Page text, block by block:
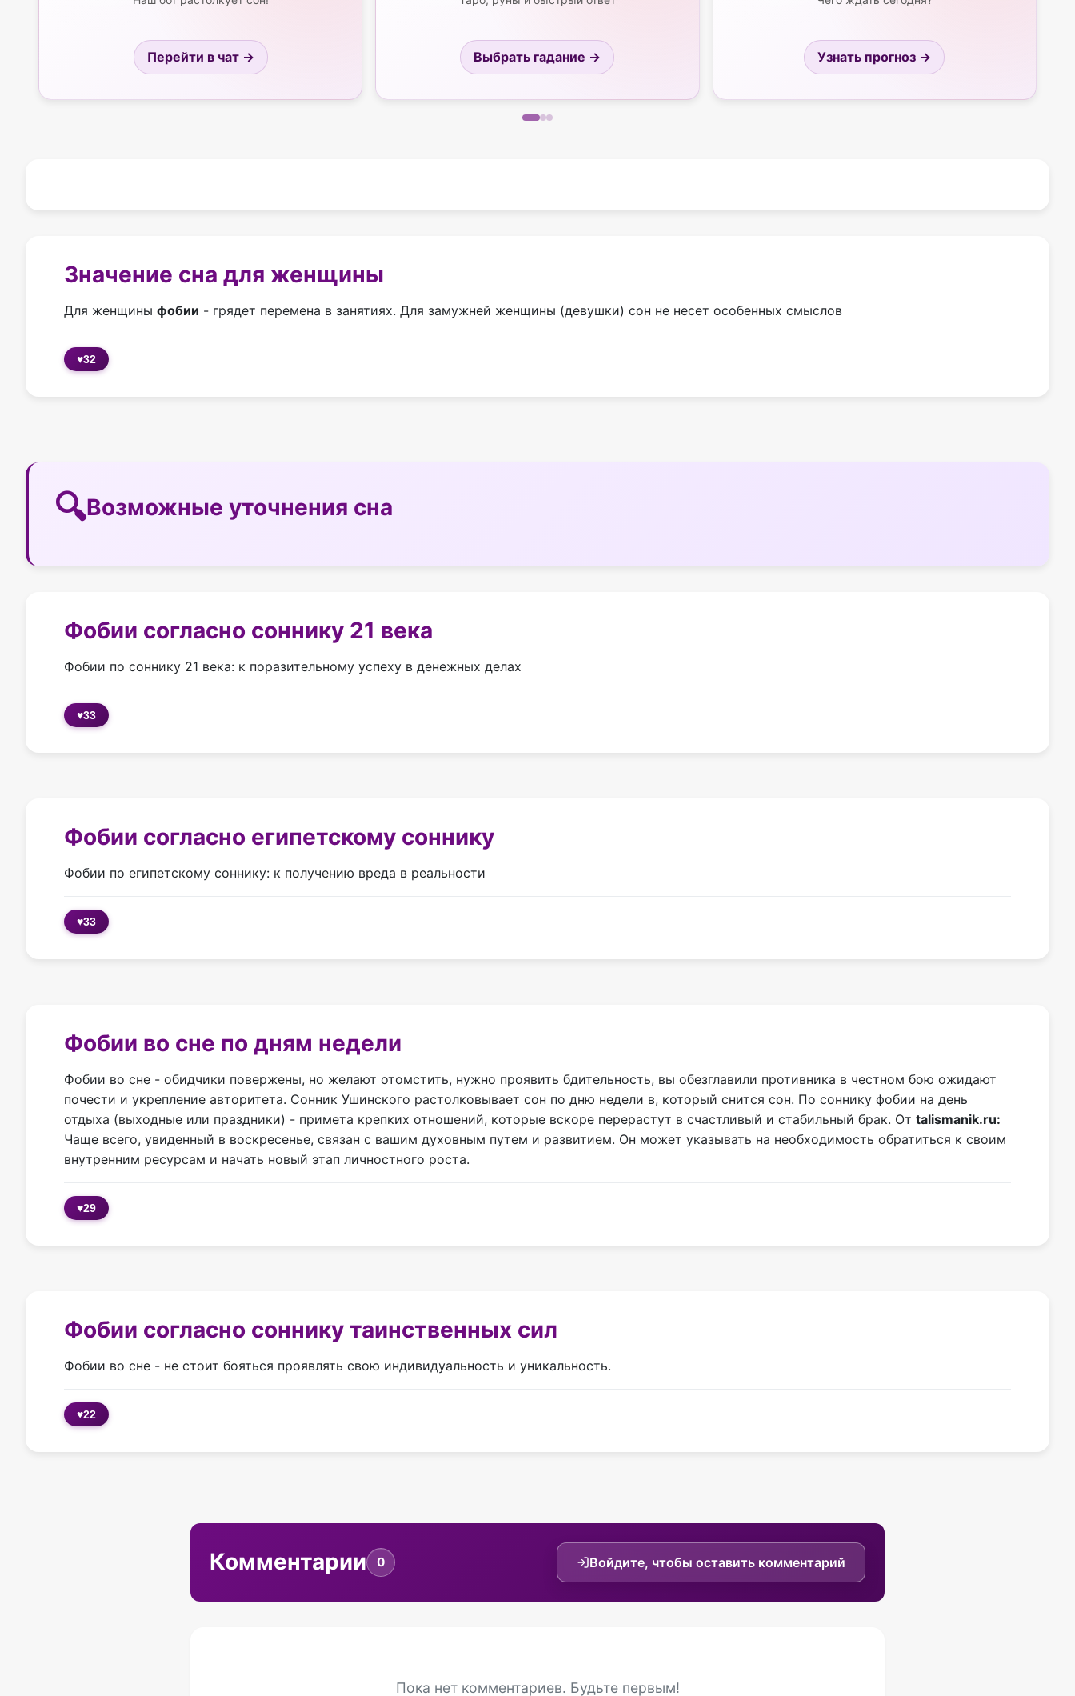
Перейти в чат → Выбрать гадание → Узнать прогноз →
Значение сна для женщины
Для женщины фобии - грядет перемена в занятиях. Для замужней женщины (девушки) сон не несет особенных смыслов
♥32
Возможные уточнения сна
Фобии согласно соннику 21 века
Фобии по соннику 21 века: к поразительному успеху в денежных делах
♥33
Фобии согласно египетскому соннику
Фобии по египетскому соннику: к получению вреда в реальности
♥33
Фобии во сне по дням недели
Фобии во сне - обидчики повержены, но желают отомстить, нужно проявить бдительность, вы обезглавили противника в честном бою ожидают
почести и укрепление авторитета. Сонник Ушинского растолковывает сон по дню недели в, который снится сон. По соннику фобии на день
отдыха (выходные или праздники) - примета крепких отношений, которые вскоре перерастут в счастливый и стабильный брак. От talismanik.ru:
Чаще всего, увиденный в воскресенье, связан с вашим духовным путем и развитием. Он может указывать на необходимость обратиться к своим
внутренним ресурсам и начать новый этап личностного роста.
♥29
Фобии согласно соннику таинственных сил
Фобии во сне - не стоит бояться проявлять свою индивидуальность и уникальность.
♥22
Комментарии 0 Войдите, чтобы оставить комментарий
Пока нет комментариев. Будьте первым!